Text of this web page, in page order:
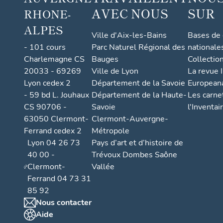
RHONE-
ALPES
- 101 cours
Charlemagne CS
20033 - 69269
Lyon cedex 2
- 59 bd L. Jouhaux
CS 90706 -
63050 Clermont-
Ferrand cedex 2
Lyon 04 26 73
40 00 -
Clermont-
Ferrand 04 73 31
85 92
Nous contacter
Aide
AVEC NOUS
Ville d'Aix-les-Bains
Parc Naturel Régional des
Bauges
Ville de Lyon
Département de la Savoie
Département de la Haute-
Savoie
Clermont-Auvergne-
Métropole
Pays d’art et d’histoire de
Trévoux Dombes Saône
Vallée
SUR
Bases
La revue
Les